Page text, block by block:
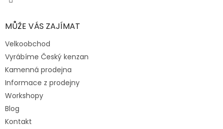
MŮŽE VÁS ZAJÍMAT
Velkoobchod
Vyrábíme Český kenzan
Kamenná prodejna
Informace z prodejny
Workshopy
Blog
Kontakt